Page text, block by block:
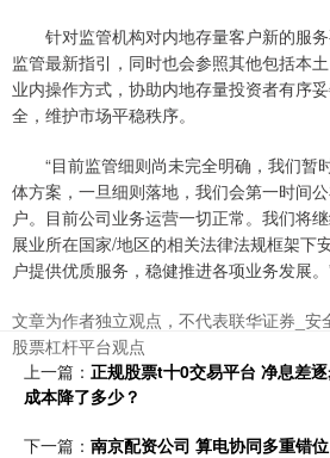
针对监管机构对内地存量客户新的服务
监管最新指引，同时也会参照其他包括本
业内操作方式，协助内地存量投资者有序
全，维护市场平稳秩序。
“目前监管细则尚未完全明确，我们暂
体方案，一旦细则落地，我们会第一时间
户。目前公司业务运营一切正常。我们将
展业所在国家/地区的相关法律法规框架下
户提供优质服务，稳健推进各项业务发展。
文章为作者独立观点，不代表联华证券_安
股票杠杆平台观点
上一篇： 正规股票t十0交易平台 净息差
成本降了多少？
下一篇： 南京配资公司 算电协同多重错